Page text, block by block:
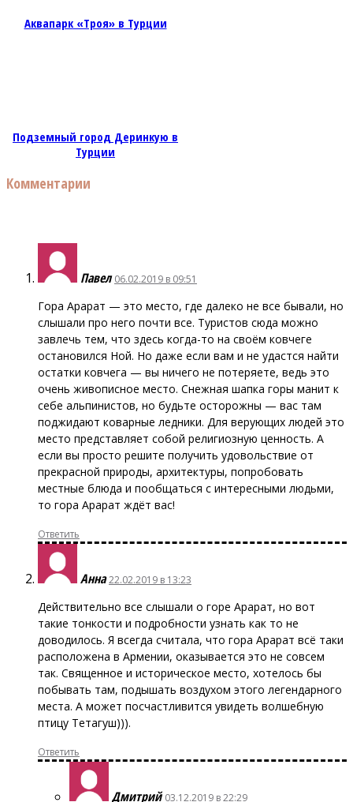
Аквапарк «Троя» в Турции
Подземный город Деринкую в
Турции
Комментарии
Павел 06.02.2019 в 09:51
Гора Арарат — это место, где далеко не все бывали, но
слышали про него почти все. Туристов сюда можно
завлечь тем, что здесь когда-то на своём ковчеге
остановился Ной. Но даже если вам и не удастся найти
остатки ковчега — вы ничего не потеряете, ведь это
очень живописное место. Снежная шапка горы манит к
себе альпинистов, но будьте осторожны — вас там
поджидают коварные ледники. Для верующих людей это
место представляет собой религиозную ценность. А
если вы просто решите получить удовольствие от
прекрасной природы, архитектуры, попробовать
местные блюда и пообщаться с интересными людьми,
то гора Арарат ждёт вас!
Ответить
Анна 22.02.2019 в 13:23
Действительно все слышали о горе Арарат, но вот
такие тонкости и подробности узнать как то не
доводилось. Я всегда считала, что гора Арарат всё таки
расположена в Армении, оказывается это не совсем
так. Священное и историческое место, хотелось бы
побывать там, подышать воздухом этого легендарного
места. А может посчастливится увидеть волшебную
птицу Тетагуш))).
Ответить
Дмитрий 03.12.2019 в 22:29